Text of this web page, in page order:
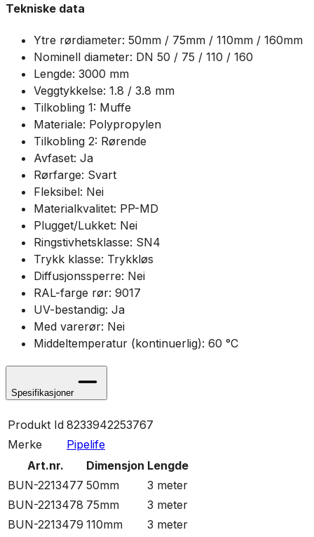
Tekniske data
Ytre rørdiameter: 50mm / 75mm / 110mm / 160mm
Nominell diameter: DN 50 / 75 / 110 / 160
Lengde: 3000 mm
Veggtykkelse: 1.8 / 3.8 mm
Tilkobling 1: Muffe
Materiale: Polypropylen
Tilkobling 2: Rørende
Avfaset: Ja
Rørfarge: Svart
Fleksibel: Nei
Materialkvalitet: PP-MD
Plugget/Lukket: Nei
Ringstivhetsklasse: SN4
Trykk klasse: Trykkløs
Diffusjonssperre: Nei
RAL-farge rør: 9017
UV-bestandig: Ja
Med varerør: Nei
Middeltemperatur (kontinuerlig): 60 °C
Spesifikasjoner
Produkt Id 8233942253767
Merke
Pipelife
Art.nr.
Dimensjon Lengde
BUN-2213477 50mm
3 meter
BUN-2213478 75mm
3 meter
BUN-2213479 110mm
3 meter